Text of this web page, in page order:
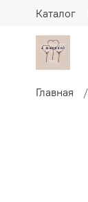
Каталог
Главная